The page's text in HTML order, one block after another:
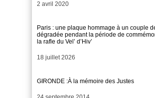
Date
2 avril 2020
Paris : une plaque hommage à un couple
dégradée pendant la période de
la rafle du Vel’ d’Hiv’
Date
18 juillet 2026
GIRONDE :À la mémoire des Justes